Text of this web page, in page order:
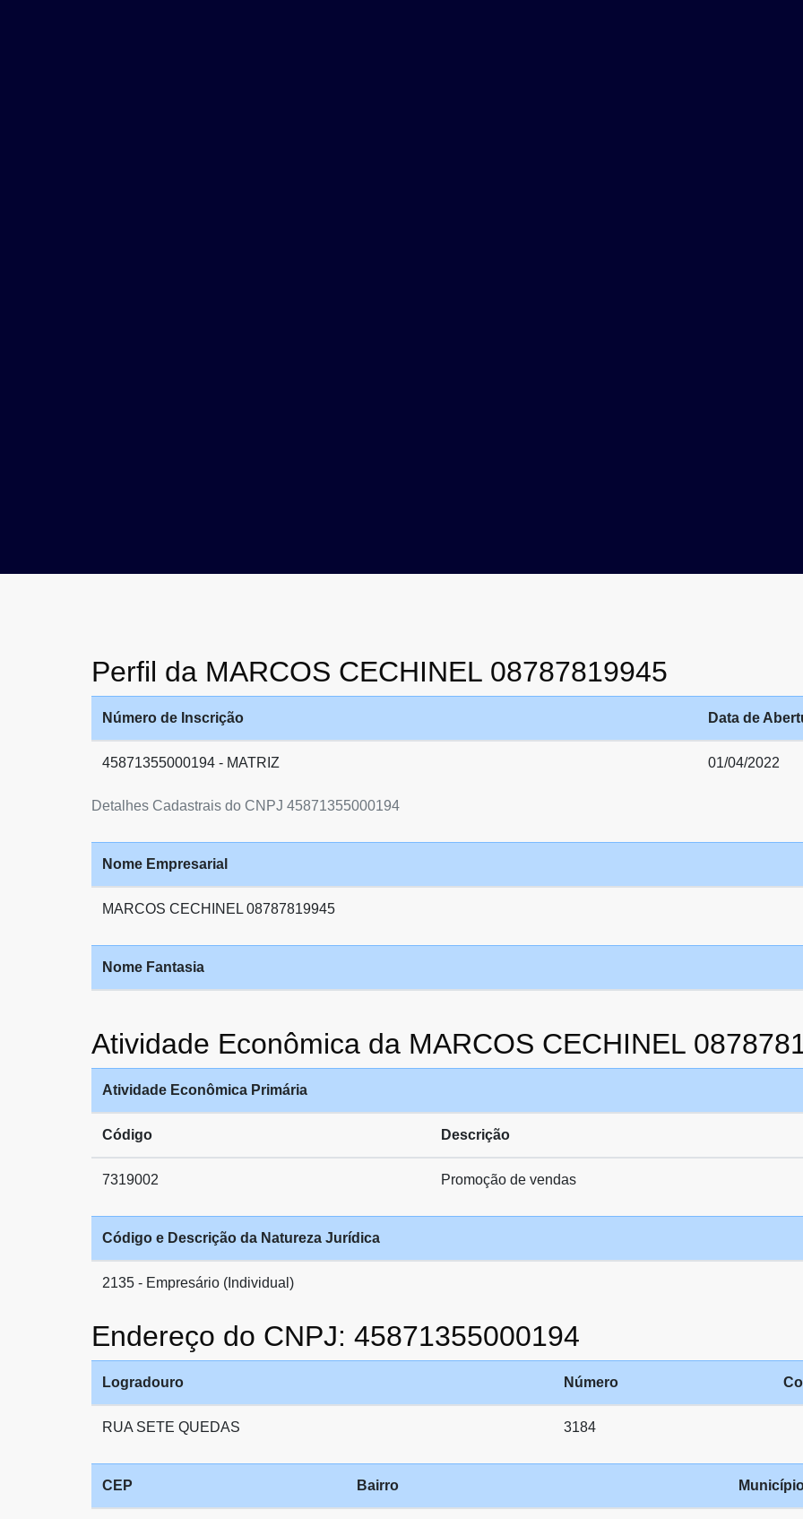
Perfil da MARCOS CECHINEL 08787819945
Detalhes Cadastrais do CNPJ 45871355000194
Número de Inscrição Data de
45871355000194 - MATRIZ 01/04/2022
Nome Empresarial
MARCOS CECHINEL 08787819945
Nome Fantasia
Atividade Econômica da MARCOS CECHINEL
Atividade Econômica Primária
Código Descrição
7319002 Promoção de vendas
Código e Descrição da Natureza Jurídica
2135 - Empresário (Individual)
Endereço do CNPJ: 45871355000194
Logradouro Número
RUA SETE QUEDAS 3184
CEP Bairro